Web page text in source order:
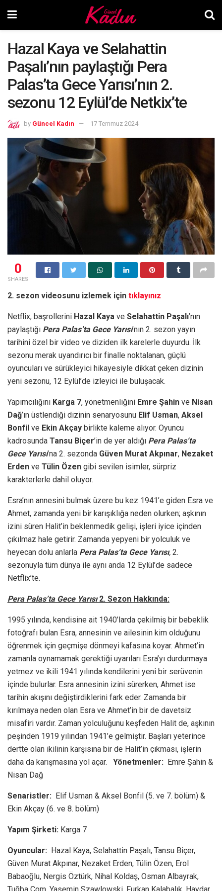
Hazal Kaya ve Selahattin
Paşalı’nın paylaştığı Pera
Palas’ta Gece Yarısı’nın 2.
sezonu 12 Eylül’de Netkix’te
by Güncel Kadın 17 Temmuz 2024
0
SHARES
2. sezon videosunu izlemek için tıklayınız
Netflix, başrollerini Hazal Kaya ve Selahattin Paşalı’nın
paylaştığı Pera Palas’ta Gece Yarısı’nın 2. sezon yayın
tarihini özel bir video ve diziden ilk karelerle duyurdu. İlk
sezonu merak uyandırıcı bir finalle noktalanan, güçlü
oyuncuları ve sürükleyici hikayesiyle dikkat çeken dizinin
yeni sezonu, 12 Eylül’de izleyici ile buluşacak.
Yapımcılığını Karga 7, yönetmenliğini Emre Şahin ve Nisan
Dağ’ın üstlendiği dizinin senaryosunu Elif Usman, Aksel
Bonfil ve Ekin Akçay birlikte kaleme alıyor. Oyuncu
kadrosunda Tansu Biçer’in de yer aldığı Pera Palas’ta
Gece Yarısı’na 2. sezonda Güven Murat Akpınar, Nezaket
Erden ve Tülin Özen gibi sevilen isimler, sürpriz
karakterlerle dahil oluyor.
Esra’nın annesini bulmak üzere bu kez 1941’e giden Esra ve
Ahmet, zamanda yeni bir karışıklığa neden olurken; aşkının
izini süren Halit’in beklenmedik gelişi, işleri iyice içinden
çıkılmaz hale getirir. Zamanda yepyeni bir yolculuk ve
heyecan dolu anlarla Pera Palas’ta Gece Yarısı, 2.
sezonuyla tüm dünya ile aynı anda 12 Eylül’de sadece
Netflix’te.
Pera Palas’ta Gece Yarısı2. Sezon Hakkında:
1995 yılında, kendisine ait 1940’larda çekilmiş bir bebeklik
fotoğrafı bulan Esra, annesinin ve ailesinin kim olduğunu
öğrenmek için geçmişe dönmeyi kafasına koyar. Ahmet’in
zamanla oynamamak gerektiği uyarıları Esra’yı durdurmaya
yetmez ve ikili 1941 yılında kendilerini yeni bir serüvenin
içinde bulurlar. Esra annesinin izini sürerken, Ahmet ise
tarihin akışını değiştirdiklerini fark eder. Zamanda bir
kırılmaya neden olan Esra ve Ahmet’in bir de davetsiz
misafiri vardır. Zaman yolculuğunu keşfeden Halit de, aşkının
peşinden 1919 yılından 1941’e gelmiştir. Başları yeterince
dertte olan ikilinin karşısına bir de Halit’in çıkması, işlerin
daha da karışmasına yol açar.
Yönetmenler: Emre Şahin &
Nisan Dağ
Senaristler: Elif Usman & Aksel Bonfil (5. ve 7. bölüm) &
Ekin Akçay (6. ve 8. bölüm)
Yapım Şirketi: Karga 7
Oyuncular: Hazal Kaya, Selahattin Paşalı, Tansu Biçer,
Güven Murat Akpınar, Nezaket Erden, Tülin Özen, Erol
Babaoğlu, Nergis Öztürk, Nihal Koldaş, Osman Albayrak,